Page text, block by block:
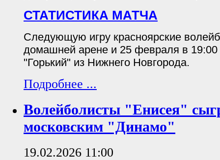
СТАТИСТИКА МАТЧА
Следующую игру красноярские
домашней арене и 25 февраля в
"Горький" из Нижнего Новгорода.
Подробнее ...
Волейболисты "Енисея"
московским "Динамо"
19.02.2026 11:00